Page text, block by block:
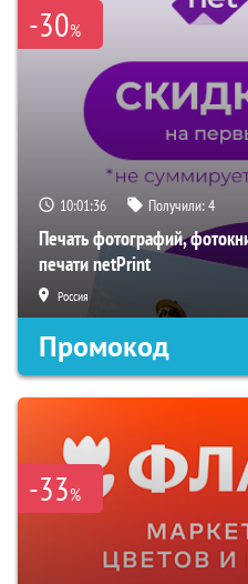
-30%
10:01:35 Получили:4
Печать фотографий,
печати netPrint
Россия
Промокод
-33%